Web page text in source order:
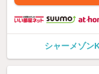
シャーメゾン